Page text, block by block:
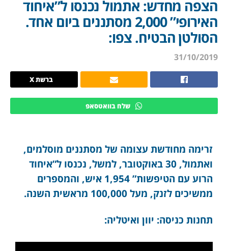
הצפה מחדש: אתמול נכנסו ל”איחוד
האירופי” 2,000 מסתננים ביום אחד.
הסולטן הבטיח. צפו:
31/10/2019
ברשת X
שלח בוואטסאפ
זרימה מחודשת עצומה של מסתננים מוסלמים,
ואתמול, 30 באוקטובר, למשל, נכנסו ל”איחוד
הרוע עם הטיפשות” 1,954 איש, והמספרים
ממשיכים לזנק, מעל 100,000 מראשית השנה.
תחנות כניסה: יוון ואיטליה: